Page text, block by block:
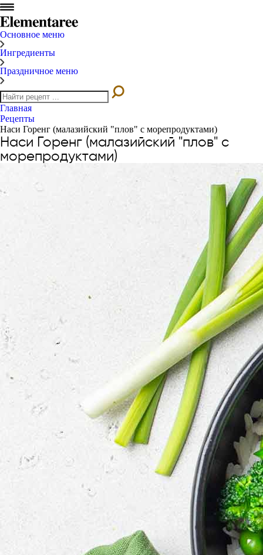
Основное меню
Ингредиенты
Праздничное меню
Главная
Рецепты
Наси Горенг (малазийский "плов" с морепродуктами)
Наси Горенг (малазийский "плов" с
морепродуктами)